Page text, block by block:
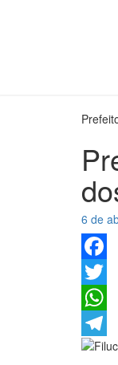
6 de
Twitter